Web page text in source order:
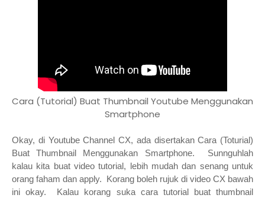
Cara (Tutorial) Buat Thumbnail Youtube Menggunakan
Smartphone
Okay, di Youtube Channel CX, ada disertakan Cara (Toturial)
Buat Thumbnail Menggunakan Smartphone. Sunnguhlah
kalau kita buat video tutorial, lebih mudah dan senang untuk
orang faham dan apply. Korang boleh rujuk di video CX bawah
ini okay. Kalau korang suka cara tutorial buat thumbnail